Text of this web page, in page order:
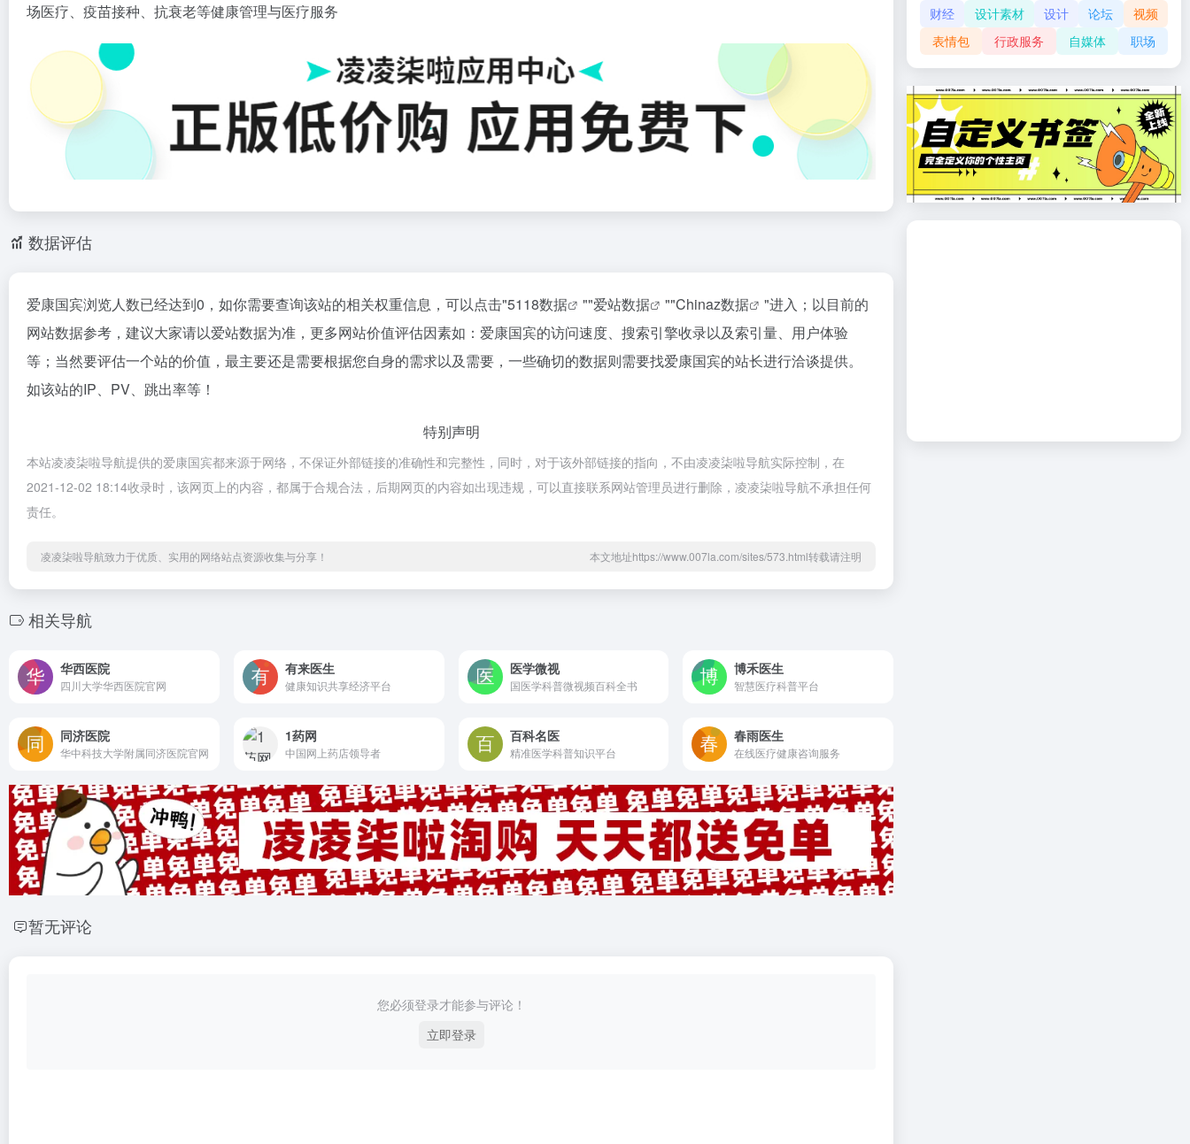
场医疗、疫苗接种、抗衰老等健康管理与医疗服务
数据评估
爱康国宾浏览人数已经达到0，如你需要查询该站的相关权重信息，可以点击"5118数据 ""爱站数据 ""Chinaz数据
"进入；以目前的
网站数据参考，建议大家请以爱站数据为准，更多网站价值评估因素如：爱康国宾的访问速度、搜索引擎收录以及索引量、用户体验
等；当然要评估一个站的价值，最主要还是需要根据您自身的需求以及需要，一些确切的数据则需要找爱康国宾的站长进行洽谈提供。
如该站的IP、PV、跳出率等！
特别声明
本站凌凌柒啦导航提供的爱康国宾都来源于网络，不保证外部链接的准确性和完整性，同时，对于该外部链接的指向，不由凌凌柒啦导航实际控制，在
2021-12-02 18:14收录时，该网页上的内容，都属于合规合法，后期网页的内容如出现违规，可以直接联系网站管理员进行删除，凌凌柒啦导航不承担任何
责任。
凌凌柒啦导航致力于优质、实用的网络站点资源收集与分享！ 本文地址https://www.007la.com/sites/573.html转载请注明
相关导航
华西医院
四川大学华西医院官网
有来医生
健康知识共享经济平台
医学微视
国医学科普微视频百科全书
博禾医生
智慧医疗科普平台
同济医院
华中科技大学附属同济医院官网
1药网
中国网上药店领导者
百科名医
精准医学科普知识平台
春雨医生
在线医疗健康咨询服务
暂无评论
您必须登录才能参与评论！
立即登录
财经
设计素材 设计 论坛
视频
表情包
行政服务 自媒体 职场